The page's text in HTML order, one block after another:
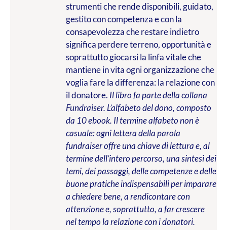
strumenti che rende disponibili, guidato,
gestito con competenza e con la
consapevolezza che restare indietro
significa perdere terreno, opportunità e
soprattutto giocarsi la linfa vitale che
mantiene in vita ogni organizzazione che
voglia fare la differenza: la relazione con
il donatore. Il libro fa parte della collana
Fundraiser. L’alfabeto del dono, composto
da 10 ebook. Il termine alfabeto non è
casuale: ogni lettera della parola
fundraiser offre una chiave di lettura e, al
termine dell’intero percorso, una sintesi dei
temi, dei passaggi, delle competenze e delle
buone pratiche indispensabili per imparare
a chiedere bene, a rendicontare con
attenzione e, soprattutto, a far crescere
nel tempo la relazione con i donatori.